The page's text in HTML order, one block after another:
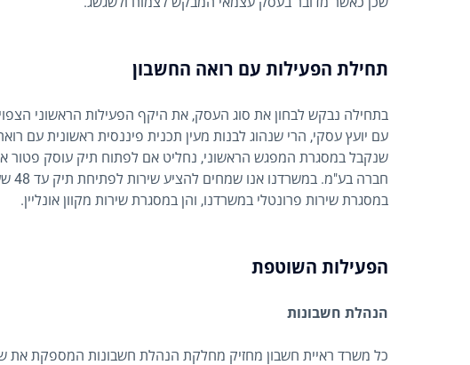
תחילת הפעילות עם רואה החשבון
בתחילה נבקש לבחון את סוג העסק, את היקף הפעילות הראשוני
עם יועץ עסקי, הרי שנהוג לבנות מעין תכנית פיננסית ראשונית עם
שנקבל במסגרת המפגש הראשוני, נחליט אם לפתוח תיק עוסק פטור
במסגרת שירות פרונטלי במשרדנו, והן במסגרת שירות מקוון אונליין.
הפעילות השוטפת
הנהלת חשבונות
כל משרד ראיית חשבון מחזיק מחלקת הנהלת חשבונות המספקת את